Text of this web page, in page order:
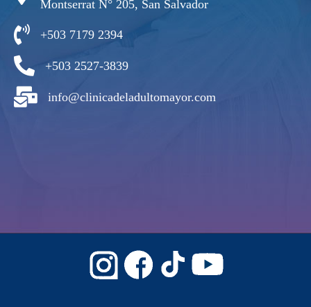
Montserrat N° 205, San Salvador
+503 7179 2394
+503 2527-3839
info@clinicadeladultomayor.com